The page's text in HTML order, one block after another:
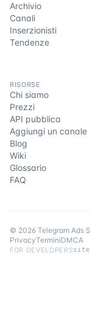
Archivio
Canali
Inserzionisti
Tendenze
RISORSE
Chi siamo
Prezzi
API pubblica
Aggiungi un canale
Blog
Wiki
Glossario
FAQ
© 2026 Telegram Ads
PrivacyTerminiDMCA
FOR DEVELOPERS